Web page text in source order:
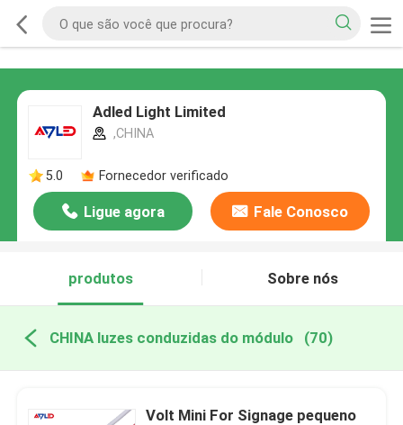
Adled Light Limited
,CHINA
5.0 Fornecedor verificado
Ligue agora Fale Conosco
produtos Sobre nós
CHINA luzes conduzidas do módulo (70)
Volt Mini For Signage pequeno